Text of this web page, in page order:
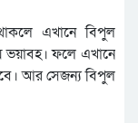
এখানে বিপুল
ফলে এখানে
আর সেজন্য বিপুল